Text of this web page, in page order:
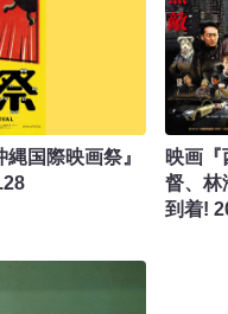
国際映画祭』
映画
督、林
到着!